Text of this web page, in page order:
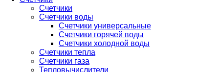
Счетчики
Счетчики воды
Счетчики универсальные
Счетчики горячей воды
Счетчики холодной воды
Счетчики тепла
Счетчики газа
Тепловычислители